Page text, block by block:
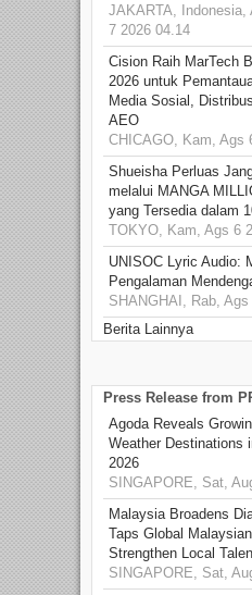
JAKARTA, Indonesia,
7 2026 04.14
Cision Raih MarTech
2026 untuk
Media Sosial,
AEO
CHICAGO, Kam, Ags
Shueisha Perluas
melalui MANGA
yang Tersedia dalam
TOKYO, Kam, Ags 6
UNISOC Lyric Audio:
Pengalaman
SHANGHAI, Rab,
Berita Lainnya
Press Release from
Agoda Reveals
Weather Destinations
2026
SINGAPORE, Sat,
Malaysia Broadens
Taps Global
Strengthen Local
SINGAPORE, Sat,